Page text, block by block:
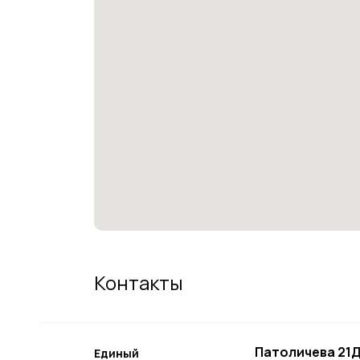
Контакты
Единый Патоличева